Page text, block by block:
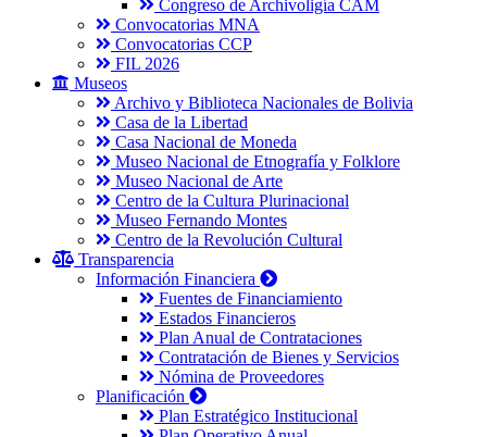
Congreso de Archivoligía CAM
Convocatorias MNA
Convocatorias CCP
FIL 2026
Museos
Archivo y Biblioteca Nacionales de Bolivia
Casa de la Libertad
Casa Nacional de Moneda
Museo Nacional de Etnografía y Folklore
Museo Nacional de Arte
Centro de la Cultura Plurinacional
Museo Fernando Montes
Centro de la Revolución Cultural
Transparencia
Información Financiera
Fuentes de Financiamiento
Estados Financieros
Plan Anual de Contrataciones
Contratación de Bienes y Servicios
Nómina de Proveedores
Planificación
Plan Estratégico Institucional